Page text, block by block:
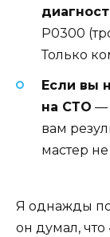
P0300
Только
Если вы
на СТО —
вам
мастер
Я однажды
он думал,